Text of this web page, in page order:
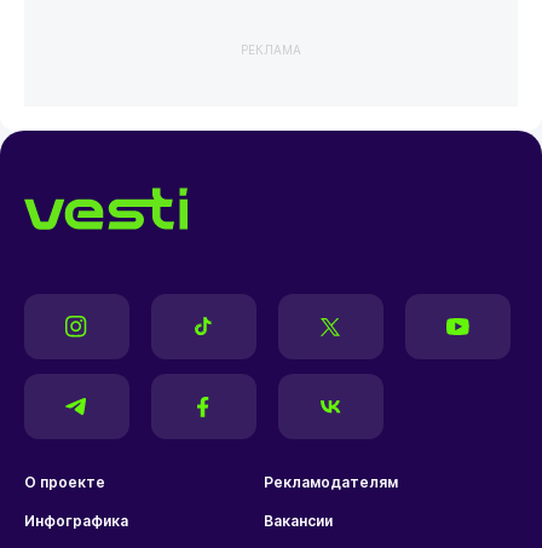
РЕКЛАМА
О проекте Рекламодателям
Инфографика Вакансии